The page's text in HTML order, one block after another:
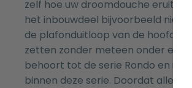
zelf hoe uw droomdouche eruit
het inbouwdeel bijvoorbeeld niet
de plafonduitloop van de
zetten zonder meteen onder een
behoort tot de serie Rondo en is
binnen deze serie. Doordat alles